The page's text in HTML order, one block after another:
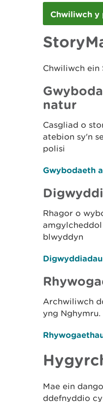
Chwiliwch y
Chwiliwch ein
natur
Casgliad o
atebion sy'n
polisi
Gwybodaeth
Rhagor o
blwyddyn
Archwiliwch
yng Nghymru.
Mae ein
ddefnyddio